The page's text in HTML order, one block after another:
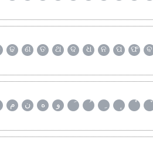
ଢ ଣ ତ ଥ ଦ ଧ ନ ପ ଫ ବ
م ن ه و